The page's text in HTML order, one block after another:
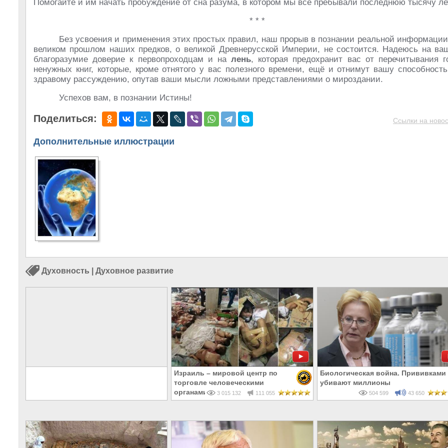
Помогайте и им начать пробуждение от сна разума, в котором мы все пребывали последнюю тысячу
* * *
Без усвоения и применения этих простых правил, наш прорыв в познании реальной
великом прошлом наших предков, о великой Древнерусской Империи, не состоится. Надеюсь на
благоразумие доверие к первопроходцам и на лень, которая предохранит вас от перечитывания
ненужных книг, которые, кроме отнятого у вас полезного времени, ещё и отнимут вашу
здравому рассуждению, опутав ваши мысли ложными представлениями о мироздании.
Успехов вам, в познании Истины!
Поделиться: Ссылки на
Дополнительные иллюстрации
Духовность Духовное развитие
Израиль – мировой центр по
торговле человеческими
органами
3 015 132 111 055
Биологическая война. Прививками
убивают миллионы
504 599 43 650